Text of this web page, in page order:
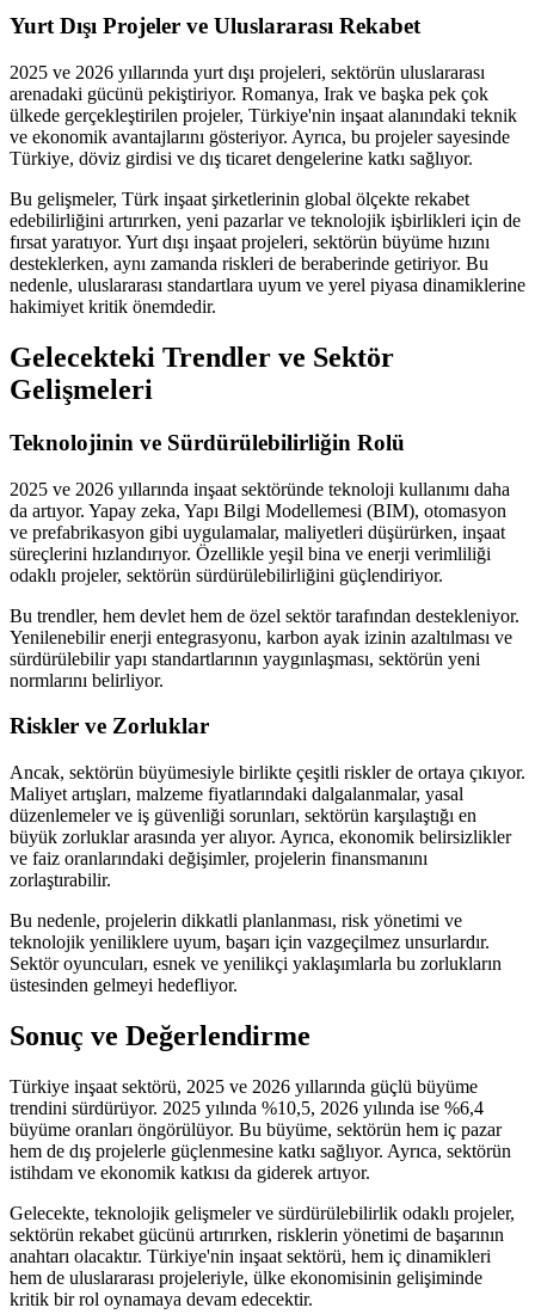
Yurt Dışı Projeler ve Uluslararası Rekabet
2025 ve 2026 yıllarında yurt dışı projeleri, sektörün uluslararası
arenadaki gücünü pekiştiriyor. Romanya, Irak ve başka pek çok
ülkede gerçekleştirilen projeler, Türkiye'nin inşaat alanındaki teknik
ve ekonomik avantajlarını gösteriyor. Ayrıca, bu projeler sayesinde
Türkiye, döviz girdisi ve dış ticaret dengelerine katkı sağlıyor.
Bu gelişmeler, Türk inşaat şirketlerinin global ölçekte rekabet
edebilirliğini artırırken, yeni pazarlar ve teknolojik işbirlikleri için de
fırsat yaratıyor. Yurt dışı inşaat projeleri, sektörün büyüme hızını
desteklerken, aynı zamanda riskleri de beraberinde getiriyor. Bu
nedenle, uluslararası standartlara uyum ve yerel piyasa dinamiklerine
hakimiyet kritik önemdedir.
Gelecekteki Trendler ve Sektör
Gelişmeleri
Teknolojinin ve Sürdürülebilirliğin Rolü
2025 ve 2026 yıllarında inşaat sektöründe teknoloji kullanımı daha
da artıyor. Yapay zeka, Yapı Bilgi Modellemesi (BIM), otomasyon
ve prefabrikasyon gibi uygulamalar, maliyetleri düşürürken, inşaat
süreçlerini hızlandırıyor. Özellikle yeşil bina ve enerji verimliliği
odaklı projeler, sektörün sürdürülebilirliğini güçlendiriyor.
Bu trendler, hem devlet hem de özel sektör tarafından destekleniyor.
Yenilenebilir enerji entegrasyonu, karbon ayak izinin azaltılması ve
sürdürülebilir yapı standartlarının yaygınlaşması, sektörün yeni
normlarını belirliyor.
Riskler ve Zorluklar
Ancak, sektörün büyümesiyle birlikte çeşitli riskler de ortaya çıkıyor.
Maliyet artışları, malzeme fiyatlarındaki dalgalanmalar, yasal
düzenlemeler ve iş güvenliği sorunları, sektörün karşılaştığı en
büyük zorluklar arasında yer alıyor. Ayrıca, ekonomik belirsizlikler
ve faiz oranlarındaki değişimler, projelerin finansmanını
zorlaştırabilir.
Bu nedenle, projelerin dikkatli planlanması, risk yönetimi ve
teknolojik yeniliklere uyum, başarı için vazgeçilmez unsurlardır.
Sektör oyuncuları, esnek ve yenilikçi yaklaşımlarla bu zorlukların
üstesinden gelmeyi hedefliyor.
Sonuç ve Değerlendirme
Türkiye inşaat sektörü, 2025 ve 2026 yıllarında güçlü büyüme
trendini sürdürüyor. 2025 yılında %10,5, 2026 yılında ise %6,4
büyüme oranları öngörülüyor. Bu büyüme, sektörün hem iç pazar
hem de dış projelerle güçlenmesine katkı sağlıyor. Ayrıca, sektörün
istihdam ve ekonomik katkısı da giderek artıyor.
Gelecekte, teknolojik gelişmeler ve sürdürülebilirlik odaklı projeler,
sektörün rekabet gücünü artırırken, risklerin yönetimi de başarının
anahtarı olacaktır. Türkiye'nin inşaat sektörü, hem iç dinamikleri
hem de uluslararası projeleriyle, ülke ekonomisinin gelişiminde
kritik bir rol oynamaya devam edecektir.